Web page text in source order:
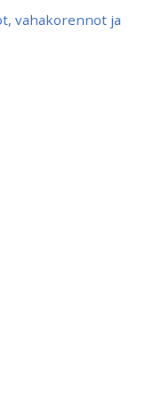
vahakorennot ja